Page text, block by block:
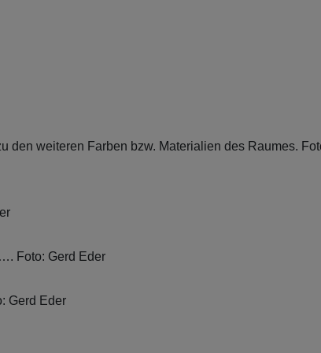
den weiteren Farben bzw. Materialien des Raumes.
Foto: Gerd Eder
Gerd Eder